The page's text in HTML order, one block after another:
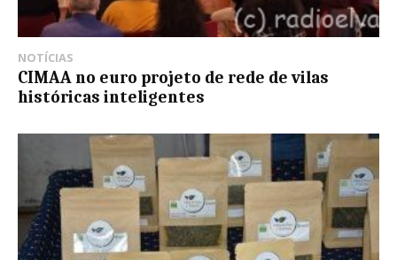
NOTÍCIAS
CIMAA no euro projeto de rede de vilas
históricas inteligentes